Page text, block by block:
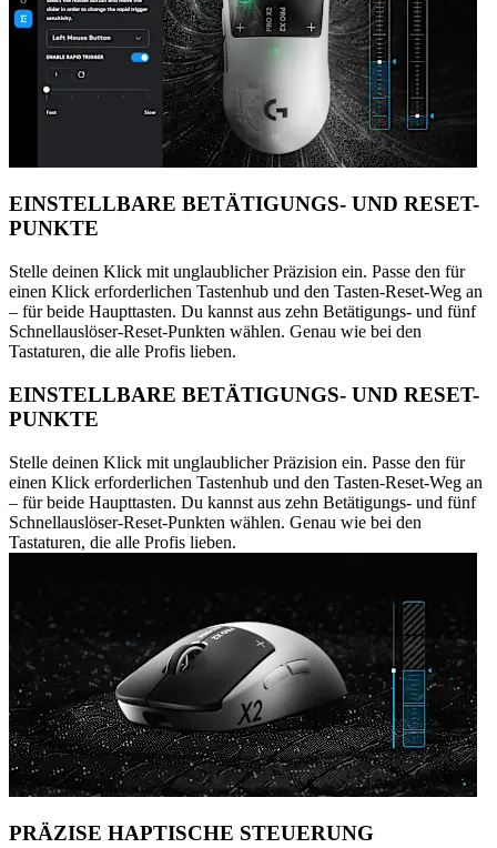
EINSTELLBARE BETÄTIGUNGS- UND RESET-
PUNKTE
Stelle deinen Klick mit unglaublicher Präzision ein. Passe den für
einen Klick erforderlichen Tastenhub und den Tasten-Reset-Weg an
– für beide Haupttasten. Du kannst aus zehn Betätigungs- und fünf
Schnellauslöser-Reset-Punkten wählen. Genau wie bei den
Tastaturen, die alle Profis lieben.
EINSTELLBARE BETÄTIGUNGS- UND RESET-
PUNKTE
Stelle deinen Klick mit unglaublicher Präzision ein. Passe den für
einen Klick erforderlichen Tastenhub und den Tasten-Reset-Weg an
– für beide Haupttasten. Du kannst aus zehn Betätigungs- und fünf
Schnellauslöser-Reset-Punkten wählen. Genau wie bei den
Tastaturen, die alle Profis lieben.
PRÄZISE HAPTISCHE STEUERUNG